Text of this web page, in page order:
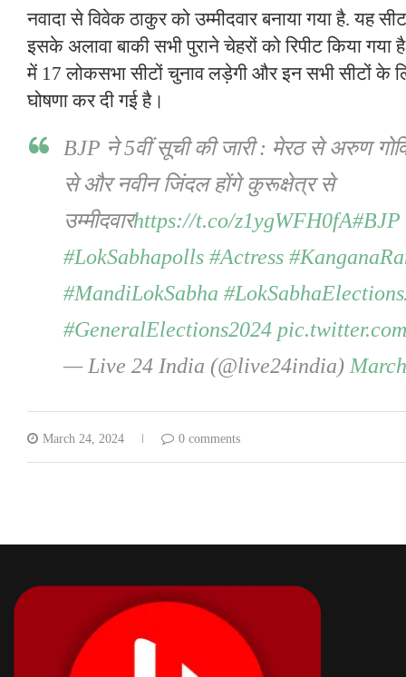
नवादा से विवेक ठाकुर को उम्मीदवार बनाया गया है. यह
इसके अलावा बाकी सभी पुराने चेहरों को रिपीट किया गया
में 17 लोकसभा सीटों चुनाव लड़ेगी और इन सभी सीटों के
घोषणा कर दी गई है।
BJP ने 5वीं सूची की जारी : मेरठ से अरुण
से और नवीन जिंदल होंगे कुरूक्षेत्र से
उम्मीदवारhttps://t.co/z1ygWFH0fA#BJP
#LokSabhapolls #Actress
#MandiLokSabha
#GeneralElections2024
— Live 24 India (@live24india)
March 24, 2024 0 comments